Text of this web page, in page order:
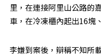
里，在連接阿里山公路的
車，在冷凍櫃內起出16塊
李嫌到案後，辯稱不知所